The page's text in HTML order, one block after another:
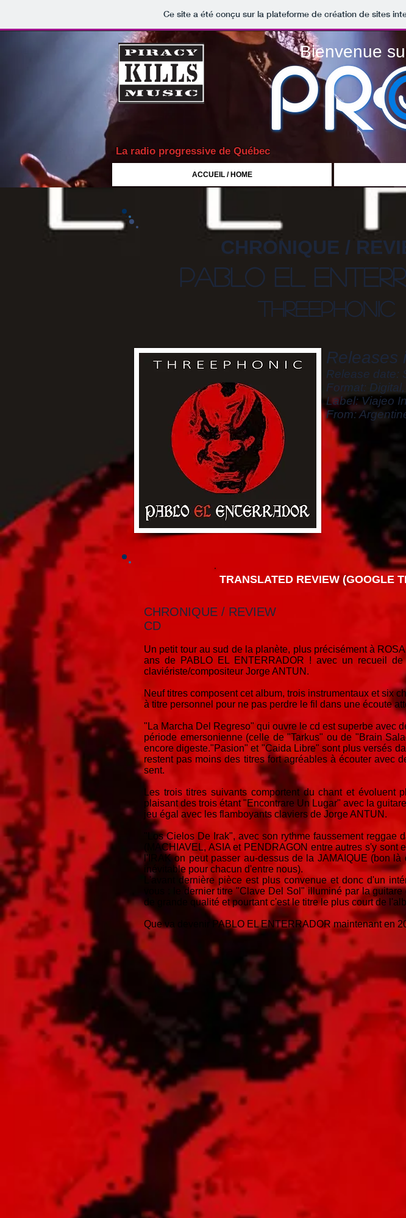
Ce site a été conçu sur la plateforme de création de sites
Bienvenue
La radio progressive de Québec
CHRONIQUE /
pablo el
threephonic
Releases
Release date:
Format:
Label: Viajeo
From:
TRANSLATED REVIEW (GOOGLE
CHRONIQUE / REVIEW
CD
Un petit tour au sud de la planète, plus précisément à
ans de PABLO EL ENTERRADOR ! avec un recueil
claviériste/compositeur Jorge ANTUN.
Neuf titres composent cet album, trois instrumentaux et six
à titre personnel pour ne pas perdre le fil dans une écoute
"La Marcha Del Regreso" qui ouvre le cd est superbe avec
période emersonienne (celle de "Tarkus" ou de "Brain
encore digeste."Pasion" et "Caida Libre" sont plus versés
restent pas moins des titres fort agréables à écouter avec
sent.
Les trois titres suivants comportent du chant et évoluent
plaisant des trois étant "Encontrare Un Lugar" avec la
jeu égal avec les flamboyants claviers de Jorge ANTUN.
"Los Cielos De Irak", avec son rythme faussement reggae
(MACHIAVEL, ASIA et PENDRAGON entre autres s'y
l'IRAK on peut passer au-dessus de la JAMAIQUE (bon
inévitable pour chacun d'entre nous).
L'avant dernière pièce est plus convenue et donc d'un
vous : le dernier titre "Clave Del Sol" illuminé par la
de grande qualité et pourtant c'est le titre le plus court de
Que va devenir PABLO EL ENTERRADOR maintenant en
ACCUEIL / HOME